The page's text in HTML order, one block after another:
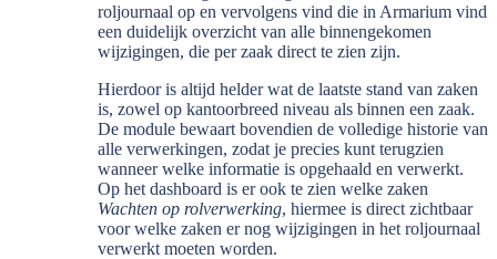
roljournaal op en vervolgens vind die in Armarium vind
een duidelijk overzicht van alle binnengekomen
wijzigingen, die per zaak direct te zien zijn.
Hierdoor is altijd helder wat de laatste stand van zaken
is, zowel op kantoorbreed niveau als binnen een zaak.
De module bewaart bovendien de volledige historie van
alle verwerkingen, zodat je precies kunt terugzien
wanneer welke informatie is opgehaald en verwerkt.
Op het dashboard is er ook te zien welke zaken
Wachten op rolverwerking, hiermee is direct zichtbaar
voor welke zaken er nog wijzigingen in het roljournaal
verwerkt moeten worden.